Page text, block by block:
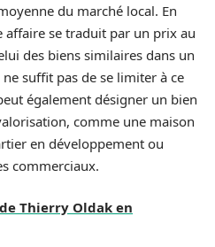
du marché local. En
affaire se traduit par un prix au
des biens similaires dans un
suffit pas de se limiter à ce
également désigner un bien
comme une maison
en développement ou
commerciaux.
Thierry Oldak en